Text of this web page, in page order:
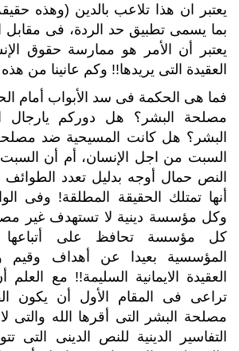
يعتبر ان هذا تلاعب بالدين (وهذه
بما يسمى تطبيق حد الردة، فى مقابل
يعتبر أن الأمر هو ممارسة حقوق
العقيدة التى يريدها!! وكم عانينا من هذه
فما هى الحكمة فى سد الأبواب أمام
مصلحة البشر؟ هل دوركم يارجال
البشر؟ هل كانت المسيحية ضد
السبت من اجل الإنسان، أم أن
النص حمال أوجه بدليل تعدد
أنها تمتلك الحقيقة المطلقة! وفى
وكل مؤسسة دينية لا تستهدف غير
كل مؤسسة تحافظ على أتباعها
المؤسسية بعيدا عن أهداف وقيم
العقيدة الايمانية السليمة!! مع
تراعى فى المقام الأول أن يكون
مصلحة البشر التى أقرها الله
التفاسير الدينية للنص الدينى التى